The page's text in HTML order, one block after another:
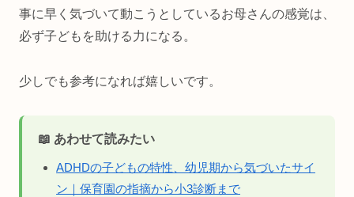
事に早く気づいて動こうとしているお母さんの感覚は、
必ず子どもを助ける力になる。
少しでも参考になれば嬉しいです。
📖 あわせて読みたい
ADHDの子どもの特性、幼児期から気づいたサイ
ン｜保育園の指摘から小3診断まで